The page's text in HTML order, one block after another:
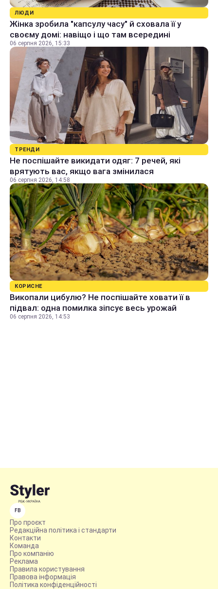
ЛЮДИ
Жінка зробила "капсулу часу" й сховала її у
своєму домі: навіщо і що там всередині
06 серпня 2026, 15:33
ТРЕНДИ
Не поспішайте викидати одяг: 7 речей, які
врятують вас, якщо вага змінилася
06 серпня 2026, 14:58
КОРИСНЕ
Викопали цибулю? Не поспішайте ховати її в
підвал: одна помилка зіпсує весь урожай
06 серпня 2026, 14:53
FB
Про проєкт
Редакційна політика і стандарти
Контакти
Команда
Про компанію
Реклама
Правила користування
Правова інформація
Політика конфіденційності